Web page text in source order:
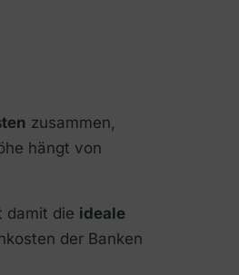
zusammen,
hängt von
damit die ideale
der Banken